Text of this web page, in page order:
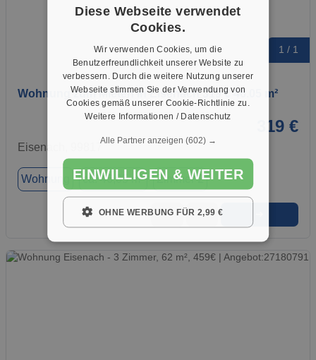
1 / 1
Wohnung zum Mieten in Eisenach 319 € 46.05 m²
319 €
Eisenach, 99817
Wohnung ca. 46,05 m² Zimmer 2
★ ➦
Diese Webseite verwendet
Cookies.
Wir verwenden Cookies, um die
Benutzerfreundlichkeit unserer Website zu
verbessern. Durch die weitere Nutzung unserer
Webseite stimmen Sie der Verwendung von
Cookies gemäß unserer Cookie-Richtlinie zu.
Weitere Informationen / Datenschutz
Alle Partner anzeigen (602) →
EINWILLIGEN & WEITER
OHNE WERBUNG FÜR 2,99 €